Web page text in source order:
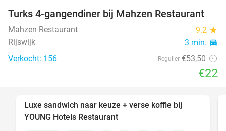
59%
Turks 4-gangendiner bij Mahzen Restaurant
Mahzen Restaurant 9.2 star
Rijswijk 3 min. directions_car
Verkocht: 156 Regulier €53,50
€22
Luxe sandwich naar keuze + verse koffie bij
YOUNG Hotels Restaurant